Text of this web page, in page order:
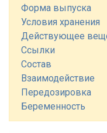
Форма выпуска
Условия хранения
Действующее
Ссылки
Состав
Взаимодействие
Передозировка
Беременность